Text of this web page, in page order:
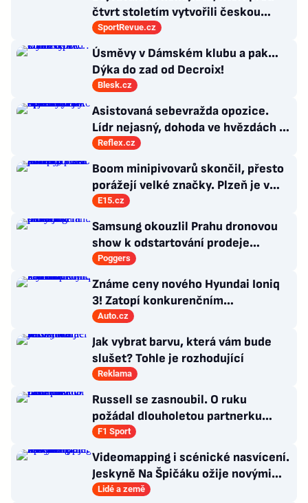
čtvrt stoletím vytvořili českou
kolonii v Ottawě
SportRevue.cz
Úsměvy v Dámském klubu a pak…
Dýka do zad od Decroix!
Blesk.cz
Asistovaná sebevražda opozice.
Lídr nejasný, dohoda ve hvězdách a
Antibabiš by musel být jako Spider-
Reflex.cz
Boom minipivovarů skončil, přesto
porážejí velké značky. Plzeň je v
žebříčku až osmá
E15.cz
Samsung okouzlil Prahu dronovou
show k odstartování prodeje
nových produktů
Poggers
Známe ceny nového Hyundai Ioniq
3! Zatopí konkurenčním
hatchbackům?
Auto.cz
Jak vybrat barvu, která vám bude
slušet? Tohle je rozhodující
Reklama
Russell se zasnoubil. O ruku
požádal dlouholetou partnerku
Carmen
F1 Sport
Videomapping i scénické nasvícení.
Jeskyně Na Špičáku ožije novými
technologiemi
Lidé a země